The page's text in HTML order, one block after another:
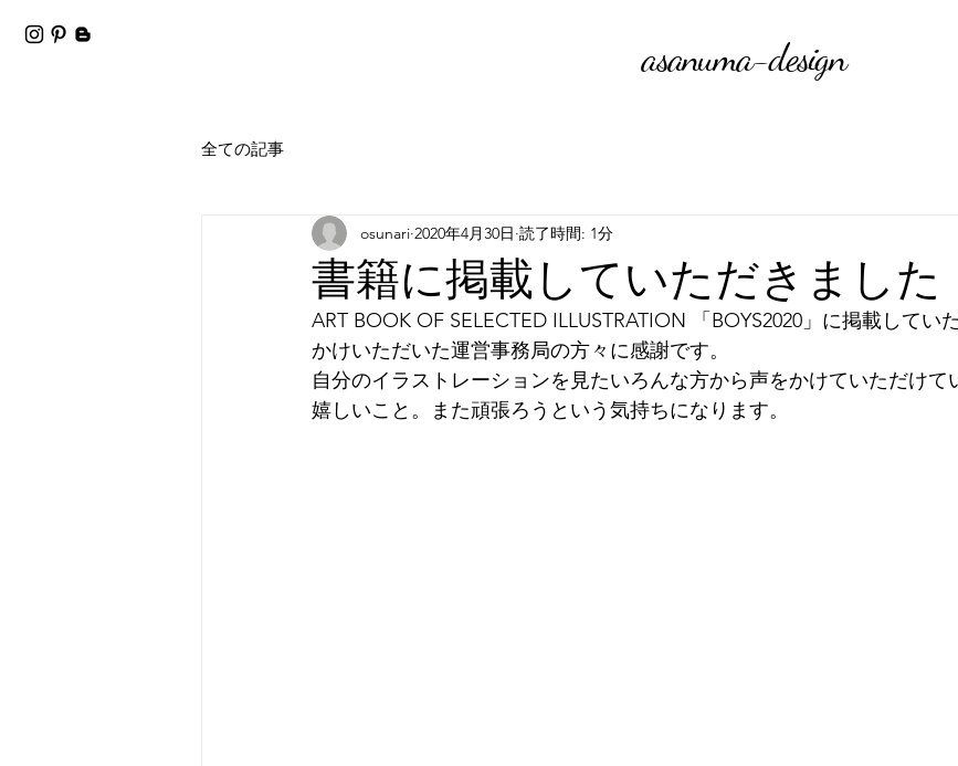
​asanuma-design
全ての記事
書籍に掲載していただきました
osunari 2020年4月30日 読了時間: 1分
ART BOOK OF SELECTED ILLUSTRATION 「BOYS2020」に掲載してい
かけいただいた運営事務局の方々に感謝です。
自分のイラストレーションを見たいろんな方から声をかけていただけて
嬉しいこと。また頑張ろうという気持ちになります。